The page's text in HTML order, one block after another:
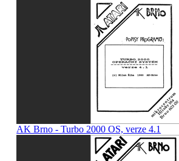
AK Brno - Turbo 2000 OS, verze 4.1